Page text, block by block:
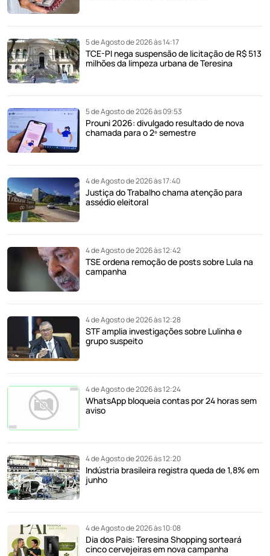
5 de Agosto de 2026 às 14:17
TCE-PI nega suspensão de licitação de R$ 513
milhões da limpeza urbana de Teresina
5 de Agosto de 2026 às 09:53
Prouni 2026: divulgado resultado de nova
chamada para o 2º semestre
4 de Agosto de 2026 às 17:40
Justiça do Trabalho chama atenção para
assédio eleitoral
4 de Agosto de 2026 às 12:42
TSE ordena remoção de posts sobre Lula na
campanha
4 de Agosto de 2026 às 12:28
STF amplia investigações sobre Lulinha e
grupo suspeito
4 de Agosto de 2026 às 12:24
WhatsApp bloqueia contas por 24 horas sem
aviso
4 de Agosto de 2026 às 12:20
Indústria brasileira registra queda de 1,8% em
junho
4 de Agosto de 2026 às 10:08
Dia dos Pais: Teresina Shopping sorteará
cinco cervejeiras em nova campanha